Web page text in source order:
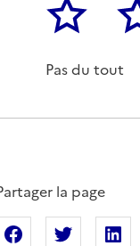
1
Pas du tout
2
la page
Partager sur